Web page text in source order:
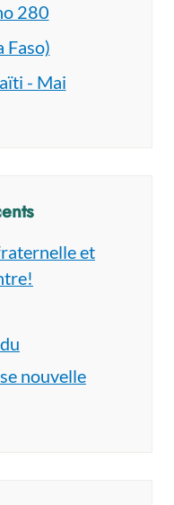
280
Faso)
- Mai
et
nouvelle